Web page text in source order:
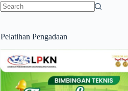
Pelatihan Pengadaan